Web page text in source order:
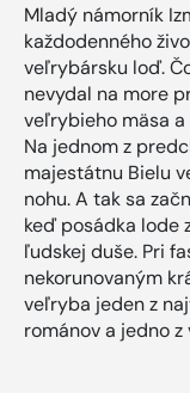
Mladý námorník
každodenného
veľrybársku loď.
nevydal na more
veľrybieho mäsa
Na jednom z
majestátnu Bielu
nohu. A tak sa
keď posádka lode
ľudskej duše. Pri
nekorunovaným
veľryba jeden z
románov a jedno